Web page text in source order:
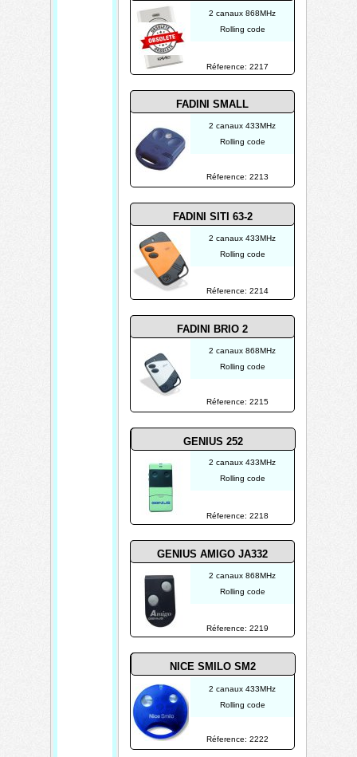
Réference: 2217
Réference: 2214
Réference: 2219
GENIUS AMIGO JA332
FADINI SITI 63-2
2 canaux 868MHz
Rolling code
2 canaux 868MHz
Rolling code
2 canaux 433MHz
Rolling code
FADINI BRIO 2
Réference: 2218
Réference: 2213
FADINI SMALL
2 canaux 433MHz
Rolling code
2 canaux 433MHz
Rolling code
2 canaux 868MHz
Rolling code
Réference: 2215
GENIUS 252
Réference: 2222
NICE SMILO SM2
2 canaux 433MHz
Rolling code